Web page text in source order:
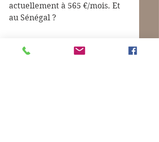
actuellement à 565 €/mois. Et
au Sénégal ?